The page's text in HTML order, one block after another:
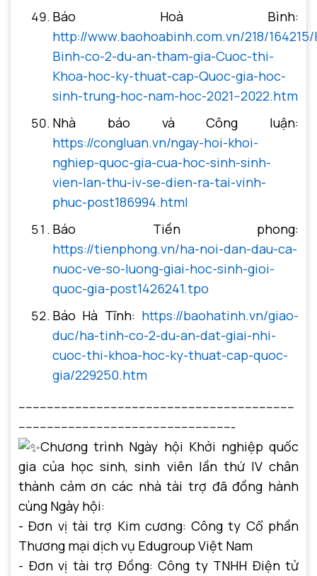
Báo Hoà Bình:
http://www.baohoabinh.com.vn/218/164215/
Binh-co-2-du-an-tham-gia-Cuoc-thi-
Khoa-hoc-ky-thuat-cap-Quoc-gia-hoc-
sinh-trung-hoc-nam-hoc-2021--2022.htm
Nhà báo và Công luận:
https://congluan.vn/ngay-hoi-khoi-
nghiep-quoc-gia-cua-hoc-sinh-sinh-
vien-lan-thu-iv-se-dien-ra-tai-vinh-
phuc-post186994.html
Báo Tiền phong:
https://tienphong.vn/ha-noi-dan-dau-ca-
nuoc-ve-so-luong-giai-hoc-sinh-gioi-
quoc-gia-post1426241.tpo
Báo Hà Tĩnh: https://baohatinh.vn/giao-
duc/ha-tinh-co-2-du-an-dat-giai-nhi-
cuoc-thi-khoa-hoc-ky-thuat-cap-quoc-
gia/229250.htm
------------------------------------------------------------------------------
-------------------------------------------------------------
Chương trình Ngày hội Khởi nghiệp quốc
gia của học sinh, sinh viên lần thứ IV chân
thành cảm ơn các nhà tài trợ đã đồng hành
cùng Ngày hội:
- Đơn vị tài trợ Kim cương: Công ty Cổ phần
Thương mại dịch vụ Edugroup Việt Nam
- Đơn vị tài trợ Đồng: Công ty TNHH Điện tử